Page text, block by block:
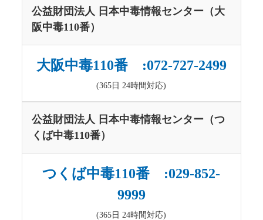
公益財団法人 日本中毒情報センター（大
阪中毒110番）
大阪中毒110番 :072-727-2499
(365日 24時間対応)
公益財団法人 日本中毒情報センター（つ
くば中毒110番）
つくば中毒110番 :029-852-
9999
(365日 24時間対応)